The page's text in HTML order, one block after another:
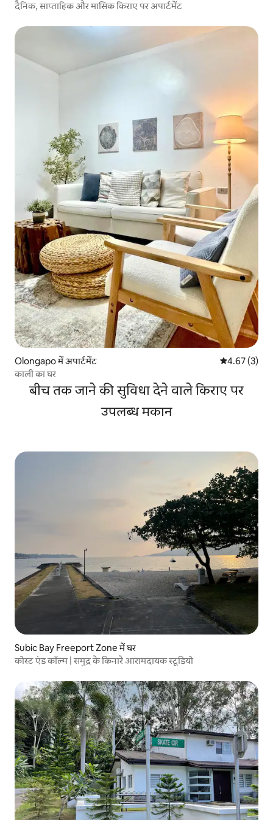
दैनिक, साप्ताहिक और मासिक किराए पर अपार्टमेंट
Olongapo में अपार्टमेंट औसत रेटिंग 5 में
4.67 (3)
काली का घर
बीच तक जाने की सुविधा देने वाले किराए पर
उपलब्ध मकान
Subic Bay Freeport Zone में घर
कोस्ट एंड कॉल्म | समुद्र के किनारे आरामदायक स्टूडियो